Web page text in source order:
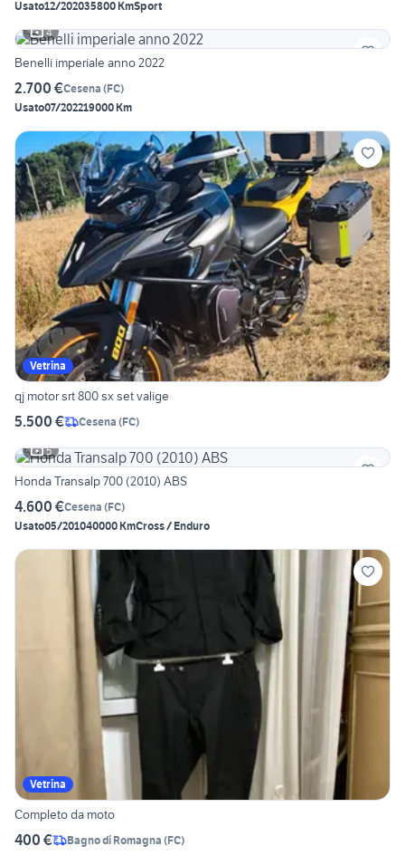
Usato12/202035800 KmSport
4
Benelli imperiale anno 2022
2.700 €Cesena (FC)
Usato07/202219000 Km
Vetrina
qj motor srt 800 sx set valige
5.500 € Cesena (FC)
5
Honda Transalp 700 (2010) ABS
4.600 €Cesena (FC)
Usato05/201040000 KmCross / Enduro
Vetrina
Completo da moto
400 € Bagno di Romagna (FC)